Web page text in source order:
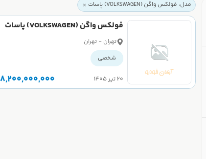
مدل: فولکس واگن (VOLKSWAGEN) پاسات
فولکس واگن (VOLKSWAGEN) پاسات
سال 2018تهران - تهران
شخصی
۲۰ تیر ۱۴۰۵ 8,200,000,000